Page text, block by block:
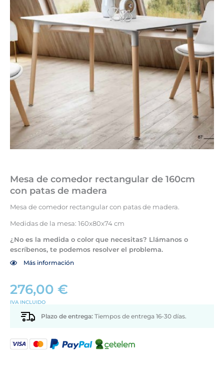
Mesa de comedor rectangular de 160cm
con patas de madera
Mesa de comedor rectangular con patas de madera.
Medidas de la mesa: 160x80x74 cm
¿No es la medida o color que necesitas? Llámanos o
escríbenos, te podemos resolver el problema.
Más información
276,00 €
IVA INCLUIDO
Plazo de entrega: Tiempos de entrega 16-30 días.